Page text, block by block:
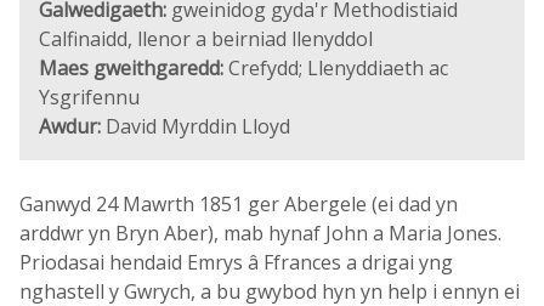
Galwedigaeth: gweinidog gyda'r Methodistiaid
Calfinaidd, llenor a beirniad llenyddol
Maes gweithgaredd:Crefydd; Llenyddiaeth ac
Ysgrifennu
Awdur: David Myrddin Lloyd
Ganwyd 24 Mawrth 1851 ger Abergele (ei dad yn
arddwr yn Bryn Aber), mab hynaf John a Maria Jones.
Priodasai hendaid Emrys â Ffrances a drigai yng
nghastell y Gwrych, a bu gwybod hyn yn help i ennyn ei